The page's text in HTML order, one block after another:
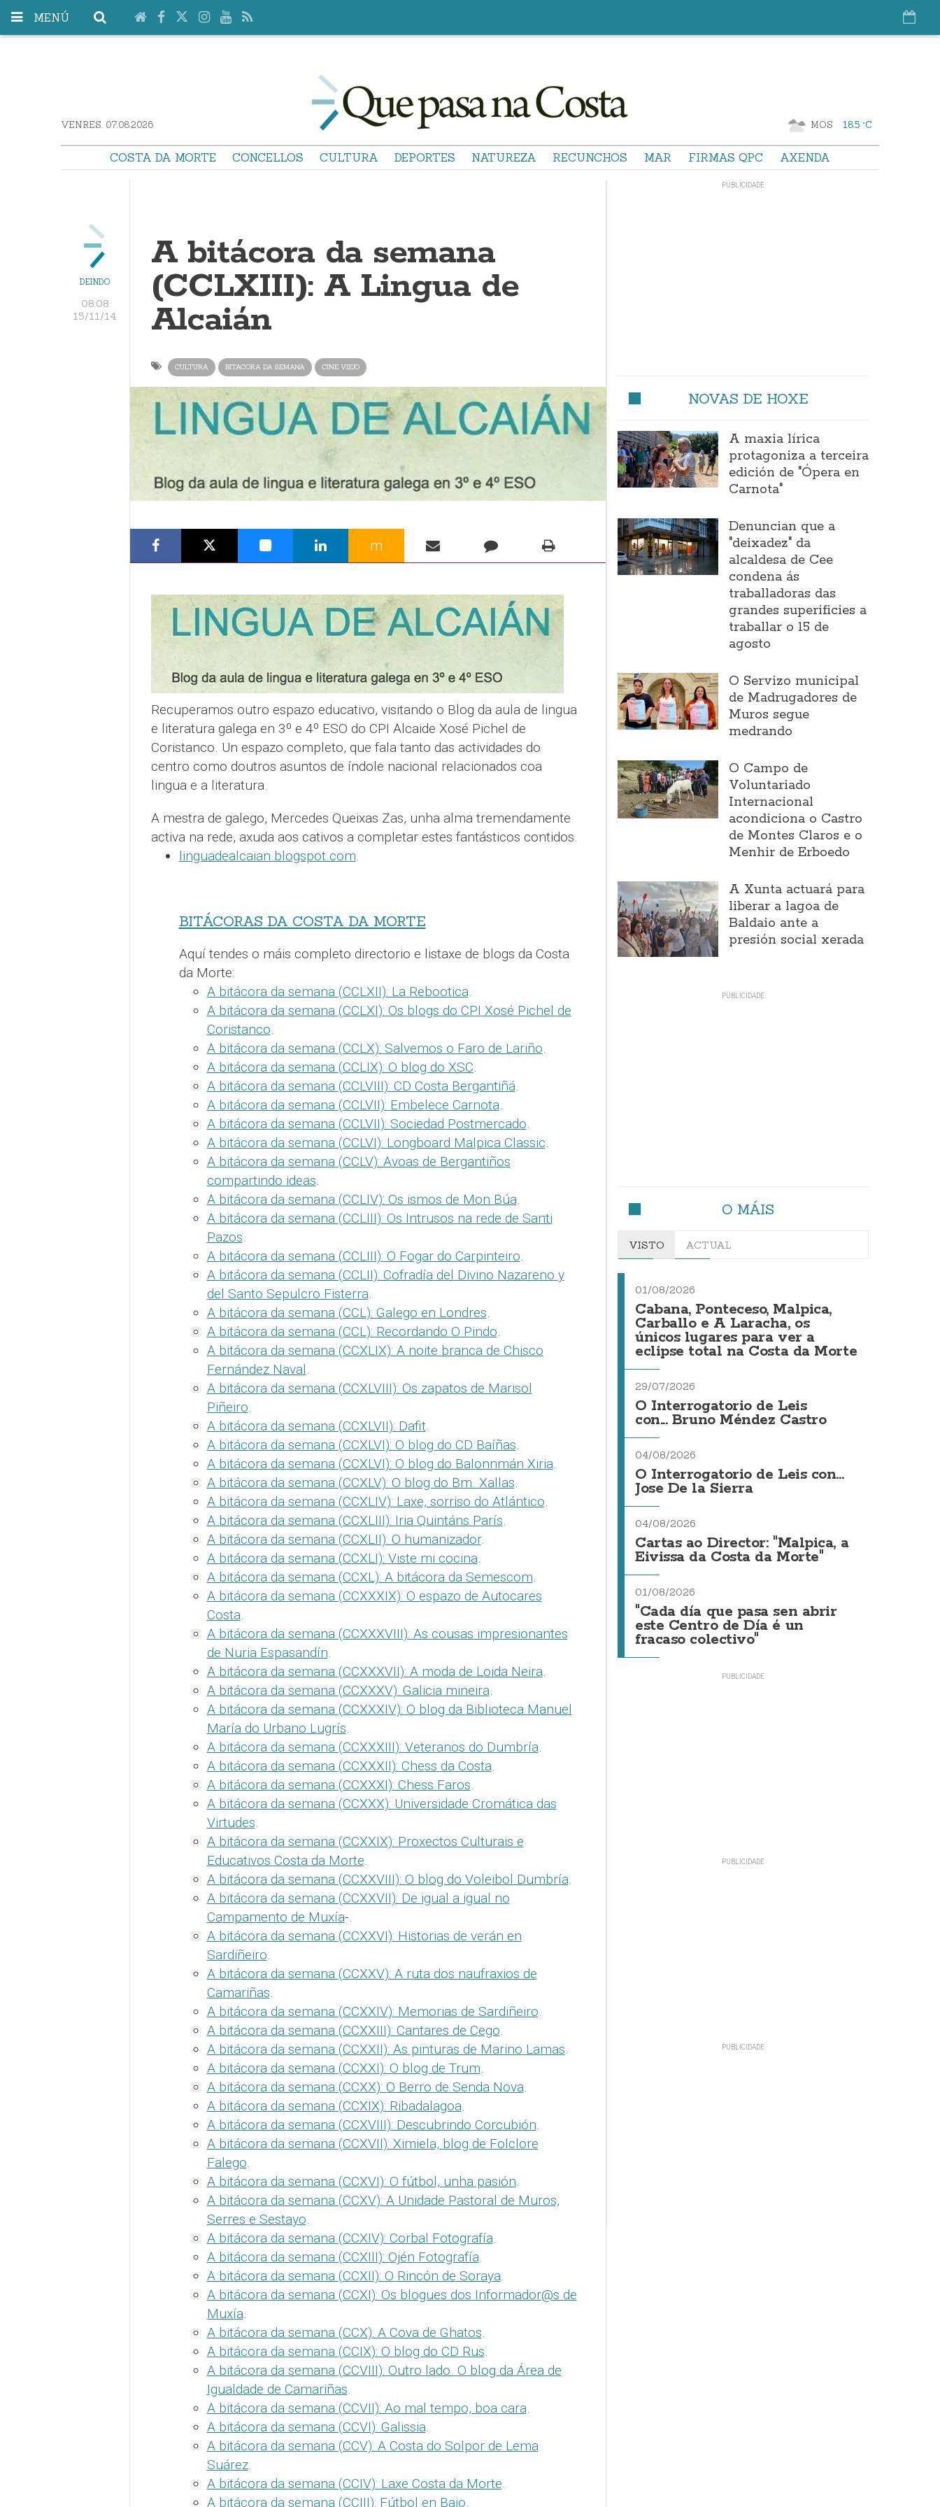
MENÚ
VENRES. 07.08.2026 MOS 18.5 °C
COSTA DA MORTE CONCELLOS CULTURA DEPORTES NATUREZA RECUNCHOS MAR FIRMAS QPC AXENDA
DEINDO
08:08
15/11/14
A bitácora da semana
(CCLXIII): A Lingua de
Alcaián
CULTURA BITACORA DA SEMANA CINE VIEJO
m
Recuperamos outro espazo educativo, visitando o Blog da aula de lingua
e literatura galega en 3º e 4º ESO do CPI Alcaide Xosé Pichel de
Coristanco. Un espazo completo, que fala tanto das actividades do
centro como doutros asuntos de índole nacional relacionados coa
lingua e a literatura.
A mestra de galego, Mercedes Queixas Zas, unha alma tremendamente
activa na rede, axuda aos cativos a completar estes fantásticos contidos.
linguadealcaian.blogspot.com.
BITÁCORAS DA COSTA DA MORTE
Aquí tendes o máis completo directorio e listaxe de blogs da Costa
da Morte:
A bitácora da semana (CCLXII): La Rebootica.
A bitácora da semana (CCLXI): Os blogs do CPI Xosé Pichel de
Coristanco.
A bitácora da semana (CCLX): Salvemos o Faro de Lariño.
A bitácora da semana (CCLIX): O blog do XSC.
A bitácora da semana (CCLVIII): CD Costa Bergantiñá.
A bitácora da semana (CCLVII): Embelece Carnota.
A bitácora da semana (CCLVII): Sociedad Postmercado.
A bitácora da semana (CCLVI): Longboard Malpica Classic.
A bitácora da semana (CCLV): Avoas de Bergantiños
compartindo ideas.
A bitácora da semana (CCLIV): Os ismos de Mon Búa.
A bitácora da semana (CCLIII): Os Intrusos na rede de Santi
Pazos.
A bitácora da semana (CCLIII): O Fogar do Carpinteiro.
A bitácora da semana (CCLII): Cofradía del Divino Nazareno y
del Santo Sepulcro Fisterra.
A bitácora da semana (CCL): Galego en Londres.
A bitácora da semana (CCL): Recordando O Pindo.
A bitácora da semana (CCXLIX): A noite branca de Chisco
Fernández Naval.
A bitácora da semana (CCXLVIII): Os zapatos de Marisol
Piñeiro.
A bitácora da semana (CCXLVII): Dafit.
A bitácora da semana (CCXLVI): O blog do CD Baíñas.
A bitácora da semana (CCXLVI): O blog do Balonnmán Xiria.
A bitácora da semana (CCXLV): O blog do Bm. Xallas.
A bitácora da semana (CCXLIV): Laxe, sorriso do Atlántico.
A bitácora da semana (CCXLIII): Iria Quintáns París.
A bitácora da semana (CCXLII): O humanizador.
A bitácora da semana (CCXLI): Viste mi cocina.
A bitácora da semana (CCXL): A bitácora da Semescom.
A bitácora da semana (CCXXXIX): O espazo de Autocares
Costa.
A bitácora da semana (CCXXXVIII): As cousas impresionantes
de Nuria Espasandín.
A bitácora da semana (CCXXXVII): A moda de Loida Neira.
A bitácora da semana (CCXXXV): Galicia mineira.
A bitácora da semana (CCXXXIV): O blog da Biblioteca Manuel
María do Urbano Lugrís.
A bitácora da semana (CCXXXIII): Veteranos do Dumbría.
A bitácora da semana (CCXXXII): Chess da Costa.
A bitácora da semana (CCXXXI): Chess Faros.
A bitácora da semana (CCXXX): Universidade Cromática das
Virtudes.
A bitácora da semana (CCXXIX): Proxectos Culturais e
Educativos Costa da Morte.
A bitácora da semana (CCXXVIII): O blog do Voleibol Dumbría.
A bitácora da semana (CCXXVII): De igual a igual no
Campamento de Muxía-.
A bitácora da semana (CCXXVI): Historias de verán en
Sardiñeiro.
A bitácora da semana (CCXXV): A ruta dos naufraxios de
Camariñas.
A bitácora da semana (CCXXIV): Memorias de Sardiñeiro.
A bitácora da semana (CCXXIII): Cantares de Cego.
A bitácora da semana (CCXXII): As pinturas de Marino Lamas.
A bitácora da semana (CCXXI): O blog de Trum.
A bitácora da semana (CCXX): O Berro de Senda Nova.
A bitácora da semana (CCXIX): Ribadalagoa.
A bitácora da semana (CCXVIII): Descubrindo Corcubión.
A bitácora da semana (CCXVII): Ximiela, blog de Folclore
Falego.
A bitácora da semana (CCXVI): O fútbol, unha pasión.
A bitácora da semana (CCXV): A Unidade Pastoral de Muros,
Serres e Sestayo.
A bitácora da semana (CCXIV): Corbal Fotografía.
A bitácora da semana (CCXIII): Ojén Fotografía.
A bitácora da semana (CCXII): O Rincón de Soraya.
A bitácora da semana (CCXI): Os blogues dos Informador@s de
Muxía.
A bitácora da semana (CCX): A Cova de Ghatos.
A bitácora da semana (CCIX): O blog do CD Rus.
A bitácora da semana (CCVIII): Outro lado. O blog da Área de
Igualdade de Camariñas.
A bitácora da semana (CCVII): Ao mal tempo, boa cara.
A bitácora da semana (CCVI): Galissia.
A bitácora da semana (CCV): A Costa do Solpor de Lema
Suárez.
A bitácora da semana (CCIV): Laxe Costa da Morte.
A bitácora da semana (CCIII): Fútbol en Baio.
NOVAS DE HOXE
A maxia lírica
protagoniza a terceira
edición de "Ópera en
Carnota"
Denuncian que a
"deixadez" da
alcaldesa de Cee
condena ás
traballadoras das
grandes superificies a
traballar o 15 de
agosto
O Servizo municipal
de Madrugadores de
Muros segue
medrando
O Campo de
Voluntariado
Internacional
acondiciona o Castro
de Montes Claros e o
Menhir de Erboedo
A Xunta actuará para
liberar a lagoa de
Baldaio ante a
presión social xerada
O MÁIS
VISTO ACTUAL
01/08/2026
Cabana, Ponteceso, Malpica,
Carballo e A Laracha, os
únicos lugares para ver a
eclipse total na Costa da Morte
29/07/2026
O Interrogatorio de Leis
con... Bruno Méndez Castro
04/08/2026
O Interrogatorio de Leis con...
Jose De la Sierra
04/08/2026
Cartas ao Director: "Malpica, a
Eivissa da Costa da Morte"
01/08/2026
"Cada día que pasa sen abrir
este Centro de Día é un
fracaso colectivo"